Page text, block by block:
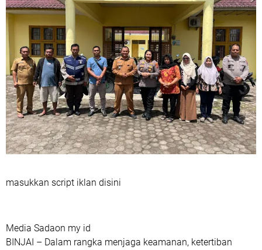
masukkan script iklan disini
Media Sadaon my id
BINJAI – Dalam rangka menjaga keamanan, ketertiban